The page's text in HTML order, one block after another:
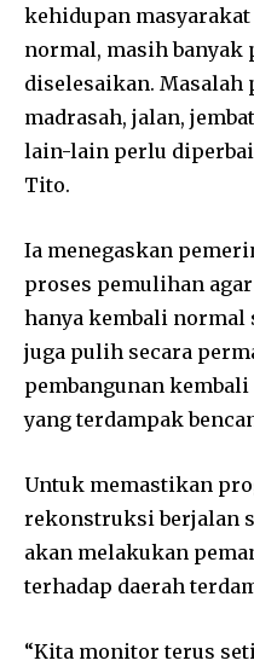
kehidupan
normal, masih banyak
diselesaikan. Masalah
madrasah, jalan,
lain-lain perlu
Tito.
Ia menegaskan
proses pemulihan
hanya kembali normal
juga pulih secara
pembangunan
yang terdampak
Untuk memastikan
rekonstruksi berjalan
akan melakukan
terhadap daerah
“Kita monitor terus